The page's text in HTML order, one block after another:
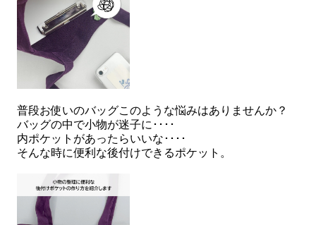
普段お使いのバッグこのような悩みはありませんか？
バッグの中で小物が迷子に････
内ポケットがあったらいいな････
そんな時に便利な後付けできるポケット。